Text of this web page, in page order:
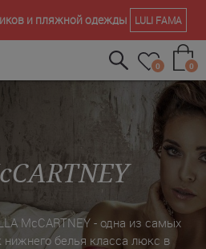
и пляжной одежды LULI FAMA
0 0
McCARTNEY - одна из самых
белья класса люкс в